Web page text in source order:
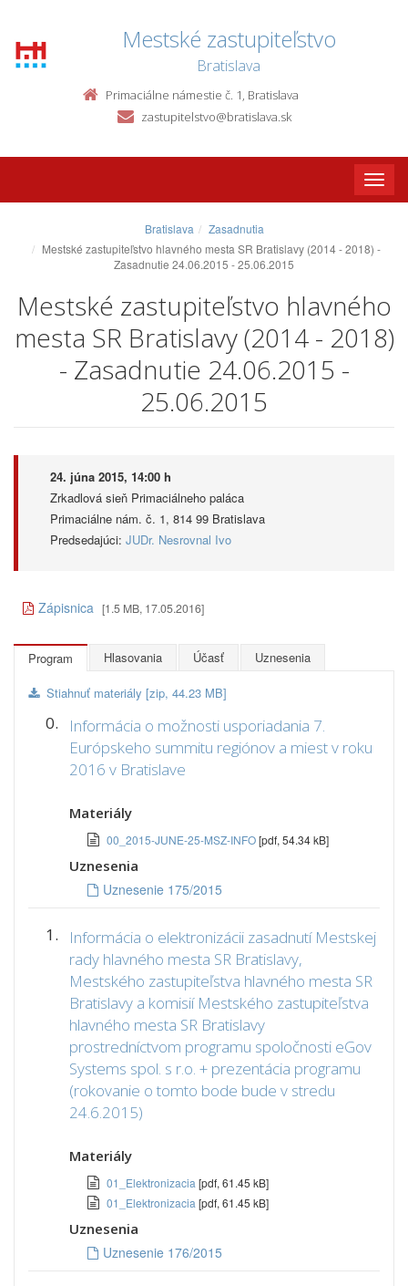
Mestské zastupiteľstvo
Bratislava
Primaciálne námestie č. 1, Bratislava
zastupitelstvo@bratislava.sk
Toggle
Bratislava
Zasadnutia
Mestské zastupiteľstvo hlavného mesta SR Bratislavy (2014 - 2018) -
Zasadnutie 24.06.2015 - 25.06.2015
Mestské zastupiteľstvo hlavného
mesta SR Bratislavy (2014 - 2018)
- Zasadnutie 24.06.2015 -
25.06.2015
24. júna 2015, 14:00 h
Zrkadlová sieň Primaciálneho paláca
Primaciálne nám. č. 1, 814 99 Bratislava
Predsedajúci: JUDr. Nesrovnal Ivo
Zápisnica [1.5 MB, 17.05.2016]
Program Hlasovania Účasť Uznesenia
Stiahnuť materiály [zip, 44.23 MB]
0.
Informácia o možnosti usporiadania 7.
Európskeho summitu regiónov a miest v roku
2016 v Bratislave
Materiály
00_2015-JUNE-25-MSZ-INFO[pdf, 54.34 kB]
Uznesenia
Uznesenie 175/2015
1.
Informácia o elektronizácii zasadnutí Mestskej
rady hlavného mesta SR Bratislavy,
Mestského zastupiteľstva hlavného mesta SR
Bratislavy a komisií Mestského zastupiteľstva
hlavného mesta SR Bratislavy
prostredníctvom programu spoločnosti eGov
Systems spol. s r.o. + prezentácia programu
(rokovanie o tomto bode bude v stredu
24.6.2015)
Materiály
01_Elektronizacia [pdf, 61.45 kB]
01_Elektronizacia [pdf, 61.45 kB]
Uznesenia
Uznesenie 176/2015